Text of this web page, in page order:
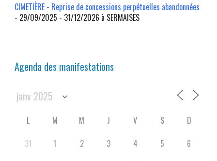
CIMETIÈRE - Reprise de concessions perpétuelles abandonnées
- 29/09/2025 - 31/12/2026 à SERMAISES
Agenda des manifestations
L M M J V S
D
31
1 2 3 4 5 6